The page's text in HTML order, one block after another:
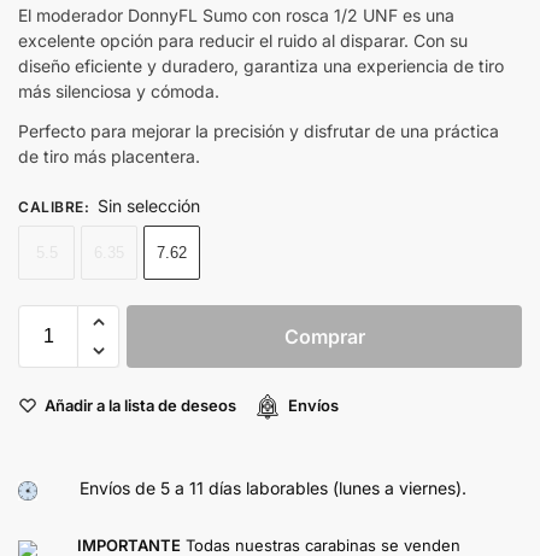
El moderador DonnyFL Sumo con rosca 1/2 UNF es una
excelente opción para reducir el ruido al disparar. Con su
diseño eficiente y duradero, garantiza una experiencia de tiro
más silenciosa y cómoda.
Perfecto para mejorar la precisión y disfrutar de una práctica
de tiro más placentera.
CALIBRE: Sin selección
7.62
Comprar
Añadir a la lista de deseos Envíos
Envíos de 5 a 11 días laborables (lunes a viernes).
IMPORTANTE Todas nuestras carabinas se venden